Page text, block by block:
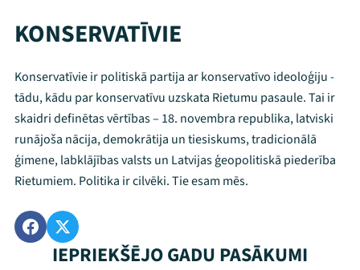
KONSERVATĪVIE
Konservatīvie ir politiskā partija ar konservatīvo ideoloģiju -
tādu, kādu par konservatīvu uzskata Rietumu pasaule. Tai ir
skaidri definētas vērtības – 18. novembra republika, latviski
runājoša nācija, demokrātija un tiesiskums, tradicionālā
ģimene, labklājības valsts un Latvijas ģeopolitiskā piederība
Rietumiem. Politika ir cilvēki. Tie esam mēs.
IEPRIEKŠĒJO GADU PASĀKUMI